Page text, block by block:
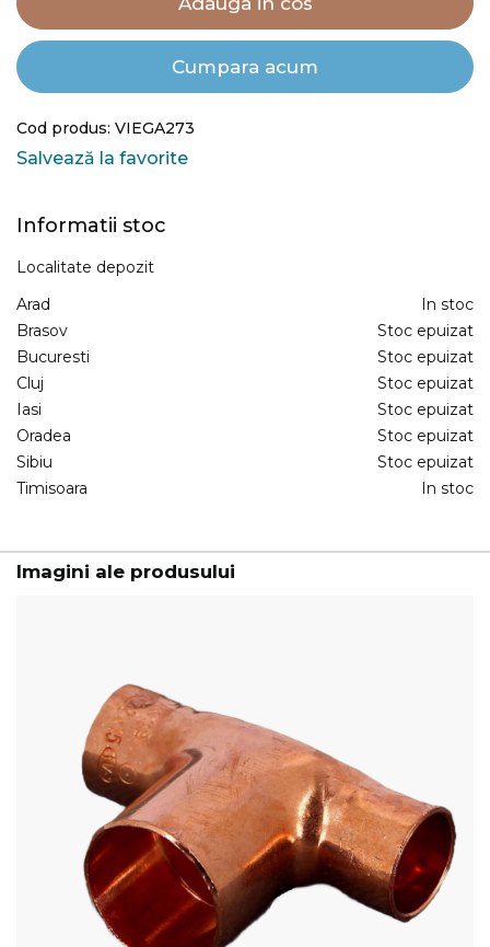
Cumpara acum
Cod produs: VIEGA273
Salvează la favorite
Informatii stoc
Localitate depozit
Arad
In stoc
Brasov
Stoc epuizat
Bucuresti
Stoc epuizat
Cluj
Stoc epuizat
Iasi
Stoc epuizat
Oradea
Stoc epuizat
Sibiu
Stoc epuizat
Timisoara
In stoc
Imagini ale produsului